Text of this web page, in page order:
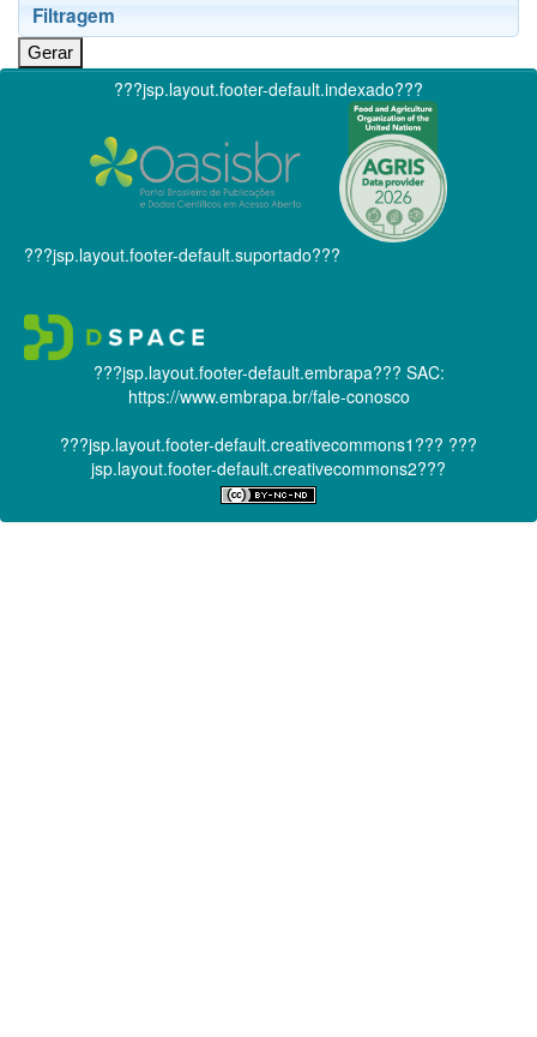
Filtragem
???jsp.layout.footer-default.indexado???
???jsp.layout.footer-default.suportado???
???jsp.layout.footer-default.embrapa??? SAC:
https://www.embrapa.br/fale-conosco
???jsp.layout.footer-default.creativecommons1??? ???
jsp.layout.footer-default.creativecommons2???